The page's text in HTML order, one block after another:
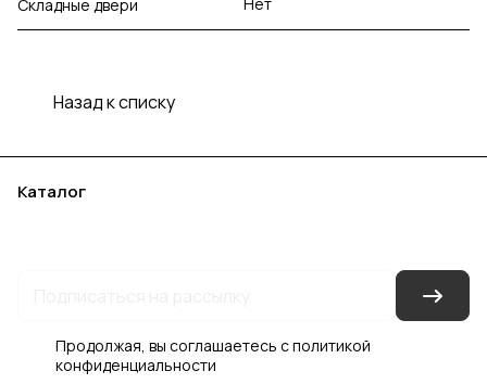
Складные двери Нет
Назад к списку
Каталог
Продолжая, вы соглашаетесь сполитикой
конфиденциальности